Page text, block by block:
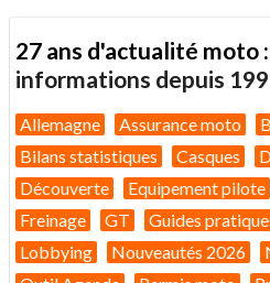
27 ans d'actualité moto :
informations depuis
Allemagne Assurance moto
Bilans statistiques
Casques
Découverte
Equipement pilote
Freinage
GT Guides
Lobbying
Nouveautés 2026